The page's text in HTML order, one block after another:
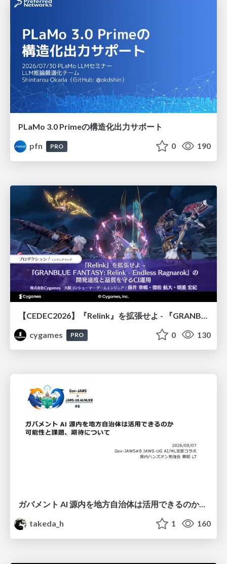
PLaMo 3.0 Primeの構造化出力サポート
pfn
PRO 0 190
cygames
PRO 0 130
ガバメント AI 源内を地方自治体は活用できるのか 可能性と課題、期待について
takeda_h
1 160